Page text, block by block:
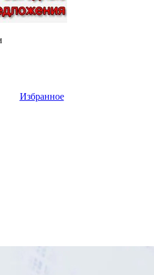
Избранное